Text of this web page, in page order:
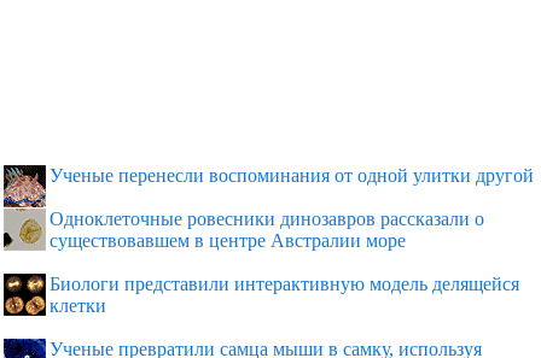
Ученые перенесли воспоминания от одной улитки другой
Одноклеточные ровесники динозавров рассказали о
существовавшем в центре Австралии море
Биологи представили интерактивную модель делящейся
клетки
Ученые превратили самца мыши в самку, используя